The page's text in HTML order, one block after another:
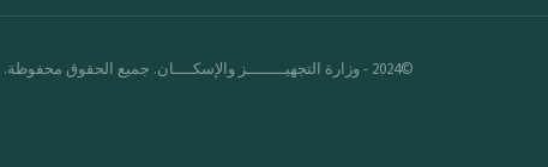
©2024 - وزارة التجهيــــــــز والإسكــــان. جميع الحقوق محفوظة.